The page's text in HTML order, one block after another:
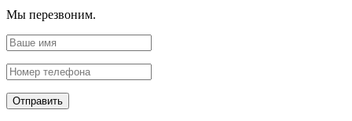
Мы перезвоним.
Отправить